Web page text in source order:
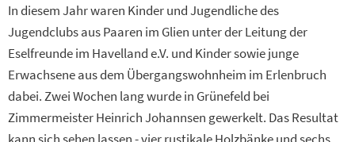
In diesem Jahr waren Kinder und Jugendliche des
Jugendclubs aus Paaren im Glien unter der Leitung der
Eselfreunde im Havelland e.V. und Kinder sowie junge
Erwachsene aus dem Übergangswohnheim im Erlenbruch
dabei. Zwei Wochen lang wurde in Grünefeld bei
Zimmermeister Heinrich Johannsen gewerkelt. Das Resultat
kann sich sehen lassen - vier rustikale Holzbänke und sechs